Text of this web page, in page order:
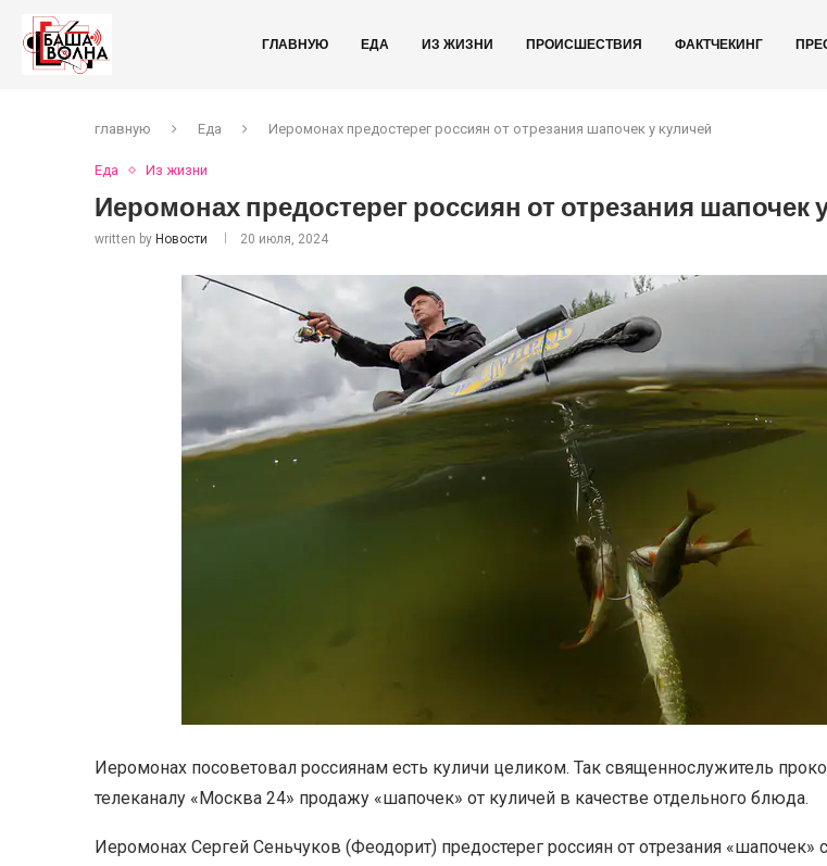
ГЛАВНУЮ ЕДА ИЗ ЖИЗНИ ПРОИСШЕСТВИЯ ФАКТЧЕКИНГ
главную Еда Иеромонах предостерег россиян от отрезания шапочек у куличей
Еда Из жизни
Иеромонах предостерег россиян от отрезания шапочек
written by Новости 20 июля, 2024
Иеромонах посоветовал россиянам есть куличи целиком. Так священнослужитель
телеканалу «Москва 24» продажу «шапочек» от куличей в качестве отдельного блюда.
Иеромонах Сергей Сеньчуков (Феодорит) предостерег россиян от отрезания «шапочек»